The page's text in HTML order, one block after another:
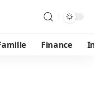
Finance